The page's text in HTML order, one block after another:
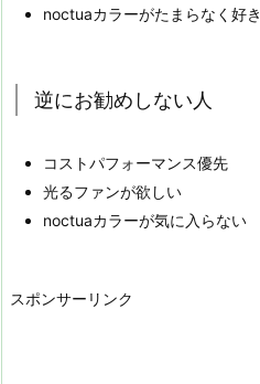
noctuaカラーがたまらなく好き
逆にお勧めしない人
コストパフォーマンス優先
光るファンが欲しい
noctuaカラーが気に入らない
スポンサーリンク